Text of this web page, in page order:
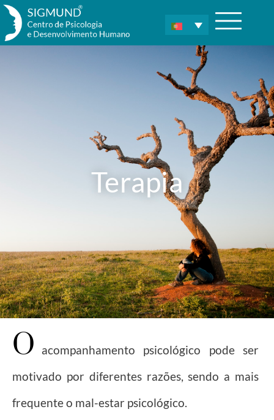
Terapia
O
acompanhamento psicológico pode ser
motivado por diferentes razões, sendo a mais
frequente o mal-estar psicológico.